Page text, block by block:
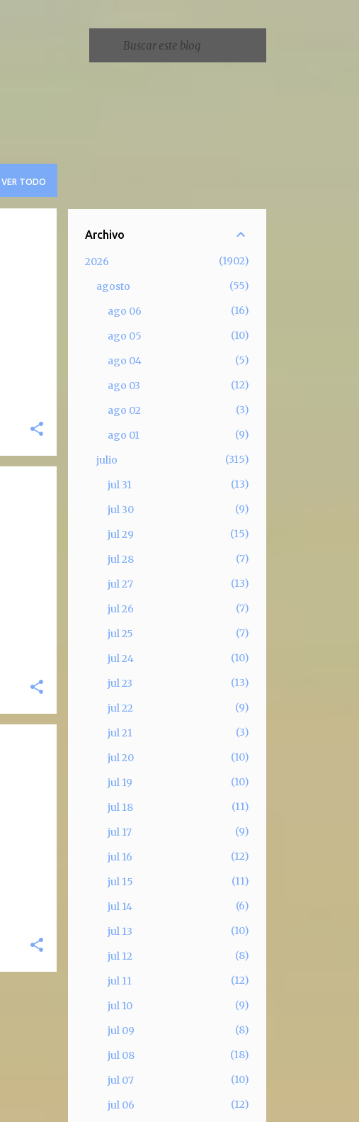
VER TODO
Archivo
2026
1902
agosto
55
ago 06
16
ago 05
10
ago 04
5
ago 03
12
ago 02
3
ago 01
9
julio
315
jul 31
13
jul 30
9
jul 29
15
jul 28
7
jul 27
13
jul 26
7
jul 25
7
jul 24
10
jul 23
13
jul 22
9
jul 21
3
jul 20
10
jul 19
10
jul 18
11
jul 17
9
jul 16
12
jul 15
11
jul 14
6
jul 13
10
jul 12
8
jul 11
12
jul 10
9
jul 09
8
jul 08
18
jul 07
10
jul 06
12